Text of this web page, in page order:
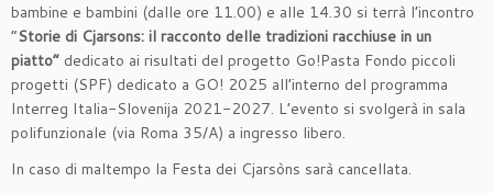
bambine e bambini (dalle ore 11.00) e alle 14.30 si terrà l’incontro
“Storie di Cjarsons: il racconto delle tradizioni racchiuse in un
piatto” dedicato ai risultati del progetto Go!Pasta Fondo piccoli
progetti (SPF) dedicato a GO! 2025 all’interno del programma
Interreg Italia-Slovenija 2021-2027. L’evento si svolgerà in sala
polifunzionale (via Roma 35/A) a ingresso libero.
In caso di maltempo la Festa dei Cjarsòns sarà cancellata.